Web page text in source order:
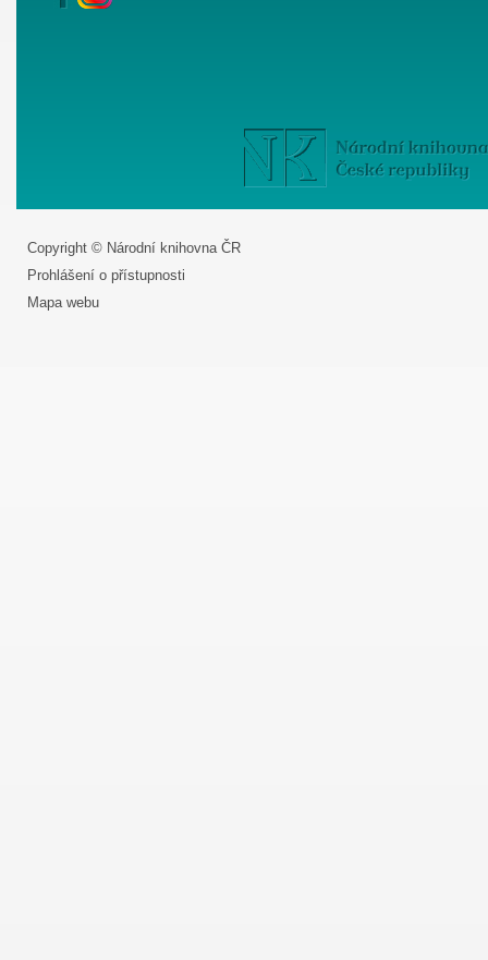
Copyright © Národní knihovna ČR
Prohlášení o přístupnosti
Mapa webu